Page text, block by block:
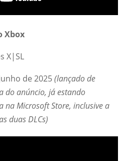
Xbox
X|SL
de 2025(lançado de
do anúncio, já estando
na Microsoft Store, inclusive a
duas DLCs)